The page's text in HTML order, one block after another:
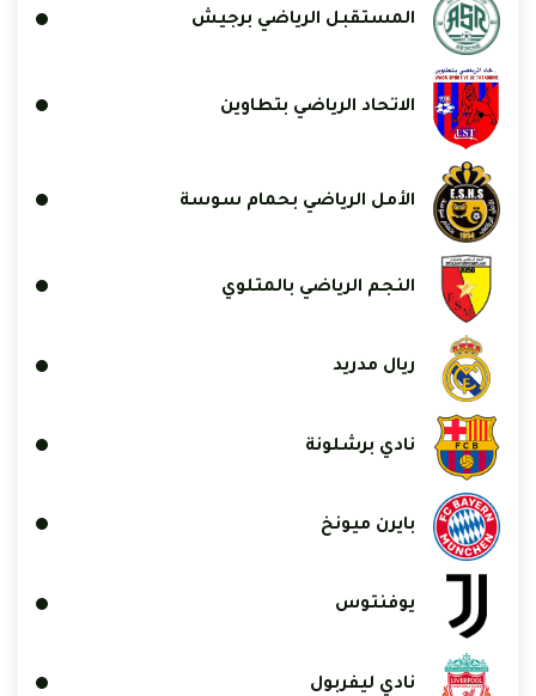
المستقبل الرياضي برجيش
الاتحاد الرياضي بتطاوين
الأمل الرياضي بحمام سوسة
النجم الرياضي بالمتلوي
ريال مدريد
نادي برشلونة
بايرن ميونخ
يوفنتوس
نادي ليفربول